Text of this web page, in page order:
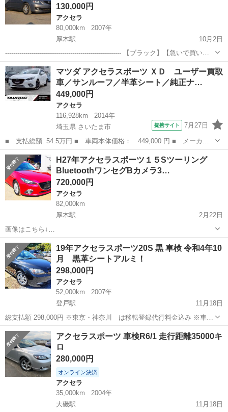
130,000円
アクセラ
80,000km
2007年
厚木駅
10月2日
--------------------------------------------------------- 【ブラック】【急いで買いた
い】【リモートライン動画】OK！ ----------------------...
神奈川 厚木市 厚木駅
マツダ アクセラスポーツ ＸＤ ユーザー買取
車／サンルーフ／半革シート／純正ナ…
449,000円
アクセラ
116,928km
2014年
埼玉県 さいたま市
提携サイト 7月27日
■ 支払総額: 54.5万円 ■ 車両本体価格： 449,000 円 ■ メーカー
名： マツダ ■ 車種名： アクセラスポーツ ■ グレード名： Ｘ
Ｄ ユーザー買取車／サンルーフ／半革シート／純正ナビ／バックカ
メラ／ＴＶ／...
埼玉 さいたま市 アクセラ
H27年アクセラスポーツ１５Sツーリング
BluetoothワンセグBカメラ3…
720,000円
アクセラ
82,000km
厚木駅
2月22日
画像はこちら↓
https://www.carsensor.net/usedcar/detail/VU4907004932/index.html?
TRCD=200002&RESTID=CS211800 アクセラスポー...
神奈川 厚木市 厚木駅 アクセラ
19年アクセラスポーツ20S 黒 車検 令和4年10
月 黒革シートアルミ！
298,000円
アクセラ
52,000km
2007年
登戸駅
11月18日
総支払額 298,000円 ※東京・神奈川 は移転登録代行料金込み ※車検
残分の重量税・自賠責保険込み youtube紹介動画上げました↓
https://youtu.be/MLvm0...
神奈川 川崎市 アクセラ バンパー
アクセラスポーツ 車検R6/1 走行距離35000キ
ロ
280,000円
オンライン決済
アクセラ
35,000km
2004年
大磯駅
11月18日